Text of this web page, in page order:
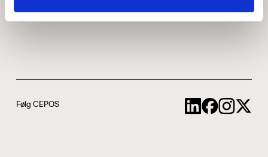
Følg CEPOS